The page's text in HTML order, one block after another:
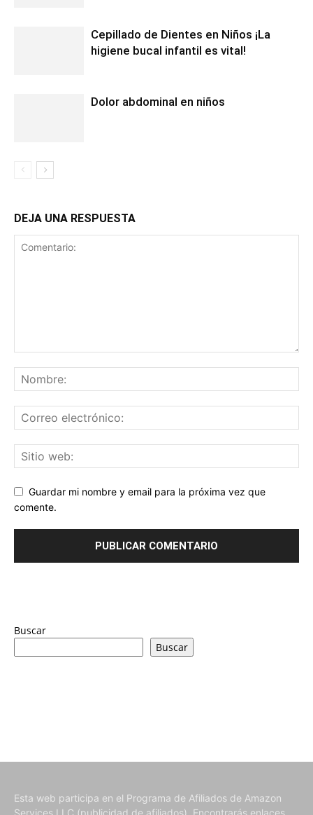
Cepillado de Dientes en Niños ¡La
higiene bucal infantil es vital!
Dolor abdominal en niños
DEJA UNA RESPUESTA
Guardar mi nombre y email para la próxima vez que
comente.
Buscar
Buscar
Esta web participa en el Programa de Afiliados de Amazon